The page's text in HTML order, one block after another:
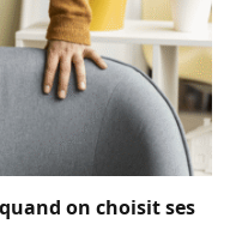
on choisit ses